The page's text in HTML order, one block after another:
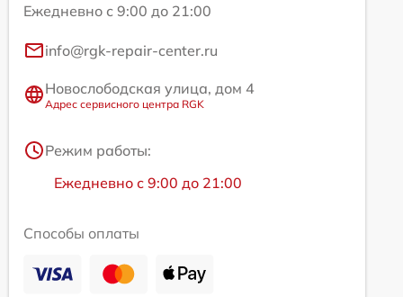
Ежедневно с 9:00 до 21:00
info@rgk-repair-center.ru
Новослободская улица, дом 4
Адрес сервисного центра RGK
Режим работы:
Ежедневно с 9:00 до 21:00
Способы оплаты